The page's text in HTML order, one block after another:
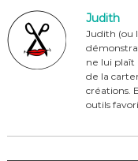
b
o
o
st r
Judith
Judith (ou
ne lui plaît
de la
créations.
outils